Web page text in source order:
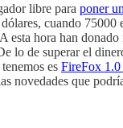
libre para poner
cuando
hora han
lo de superar el
es FireFox 1.0
novedades que